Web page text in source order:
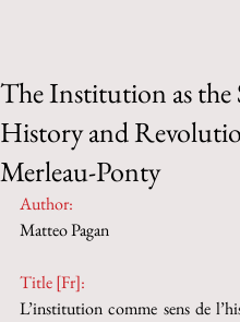
The Institution as the
History and
Merleau-Ponty
Author:
Matteo Pagan
Title [Fr]:
L’institution comme sens de